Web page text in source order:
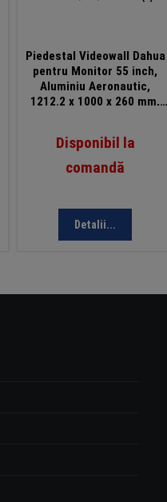
Piedestal Videowall Dahua
pentru Monitor 55 inch,
Aluminiu Aeronautic,
1212.2 x 1000 x 260 mm,
Disponibil la
comandă
Detalii...